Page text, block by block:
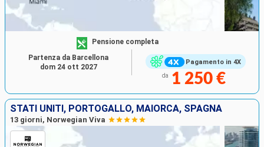
Pagamento in 4X
Pensione completa
da 1 250 €
Partenza da Barcellona
dom 24 ott 2027
STATI UNITI, PORTOGALLO, MAIORCA, SPAGNA
13 giorni, Norwegian Viva